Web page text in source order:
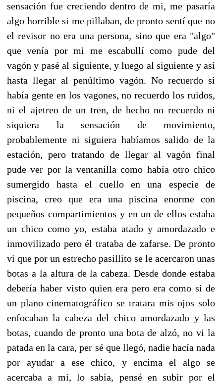
sensación fue creciendo dentro de mi, me pasaría
algo horrible si me pillaban, de pronto sentí que no
el revisor no era una persona, sino que era "algo"
que venía por mi me escabullí como pude del
vagón y pasé al siguiente, y luego al siguiente y así
hasta llegar al penúltimo vagón. No recuerdo si
había gente en los vagones, no recuerdo los ruidos,
ni el ajetreo de un tren, de hecho no recuerdo ni
siquiera la sensación de movimiento,
probablemente ni siguiera habíamos salido de la
estación, pero tratando de llegar al vagón final
pude ver por la ventanilla como había otro chico
sumergido hasta el cuello en una especie de
piscina, creo que era una piscina enorme con
pequeños compartimientos y en un de ellos estaba
un chico como yo, estaba atado y amordazado e
inmovilizado pero él trataba de zafarse. De pronto
vi que por un estrecho pasillito se le acercaron unas
botas a la altura de la cabeza. Desde donde estaba
debería haber visto quien era pero era como si de
un plano cinematográfico se tratara mis ojos solo
enfocaban la cabeza del chico amordazado y las
botas, cuando de pronto una bota de alzó, no vi la
patada en la cara, per sé que llegó, nadie hacía nada
por ayudar a ese chico, y encima el algo se
acercaba a mi, lo sabía, pensé en subir por el